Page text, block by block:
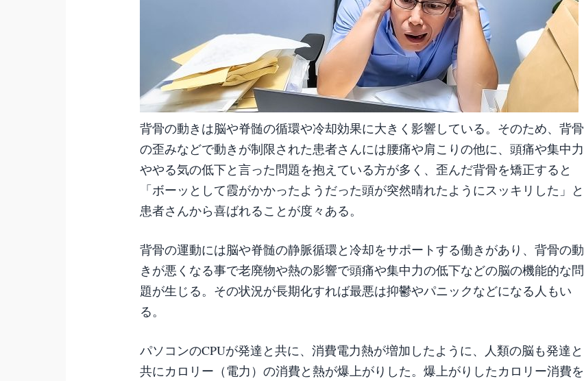
背骨の動きは脳や脊髄の循環や冷却効果に大きく影響している。そのため、背骨
の歪みなどで動きが制限された患者さんには腰痛や肩こりの他に、頭痛や集中力
ややる気の低下と言った問題を抱えている方が多く、歪んだ背骨を矯正すると
「ボーッとして霞がかかったようだった頭が突然晴れたようにスッキリした」と
患者さんから喜ばれることが度々ある。
背骨の運動には脳や脊髄の静脈循環と冷却をサポートする働きがあり、背骨の動
きが悪くなる事で老廃物や熱の影響で頭痛や集中力の低下などの脳の機能的な問
題が生じる。その状況が長期化すれば最悪は抑鬱やパニックなどになる人もい
る。
パソコンのCPUが発達と共に、消費電力熱が増加したように、人類の脳も発達と
共にカロリー（電力）の消費と熱が爆上がりした。爆上がりしたカロリー消費を